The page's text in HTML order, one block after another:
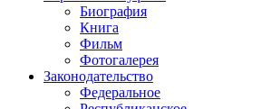
Биография
Книга
Фильм
Фотогалерея
Законодательство
Федеральное